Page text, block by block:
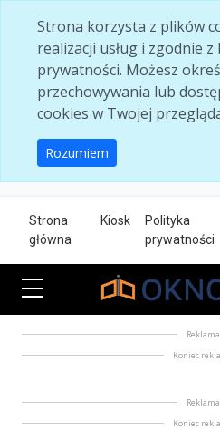
Strona korzysta z plików
realizacji usług i zgodnie z
prywatności. Możesz
przechowywania lub
cookies w Twojej
Rozumiem
Strona
główna
Kiosk
Polityka
prywatności
Reklama
Koniec
Reklama
Koniec